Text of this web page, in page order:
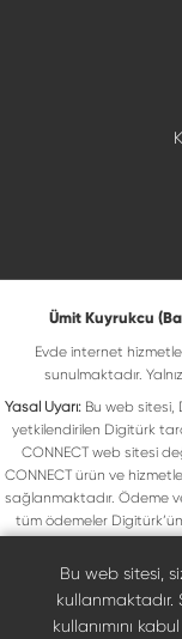
Ümit Kuyrukcu
Evde internet
sunulmaktadır.
Yasal Uyarı:Bu web sitesi,
yetkilendirilen Digitürk
CONNECT web sitesi
CONNECT ürün ve
sağlanmaktadır. Ödeme
tüm ödemeler
koruma altındadır. Bu
uygun şekilde
sitelerine ulaşmak için
Bu web sitesi,
kullanımını